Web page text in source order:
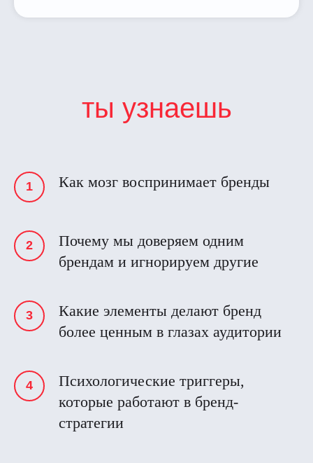
ты узнаешь
Как мозг воспринимает бренды
Почему мы доверяем одним
брендам и игнорируем другие
Какие элементы делают бренд
более ценным в глазах аудитории
Психологические триггеры,
которые работают в бренд-
стратегии